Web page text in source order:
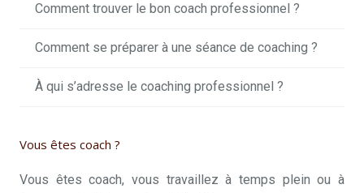
Comment trouver le bon coach professionnel ?
Comment se préparer à une séance de coaching ?
À qui s’adresse le coaching professionnel ?
Vous êtes coach ?
Vous êtes coach, vous travaillez à temps plein ou à